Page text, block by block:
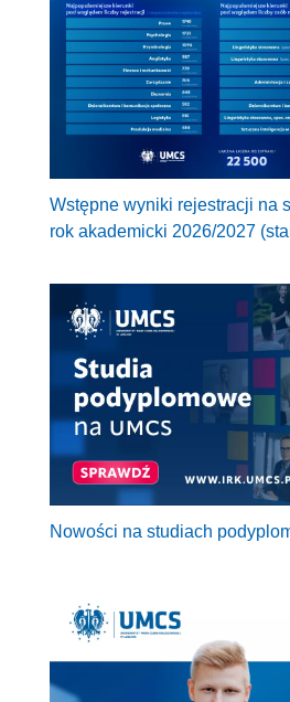
Wstępne wyniki rejestracji na
rok akademicki 2026/2027
Nowości na studiach